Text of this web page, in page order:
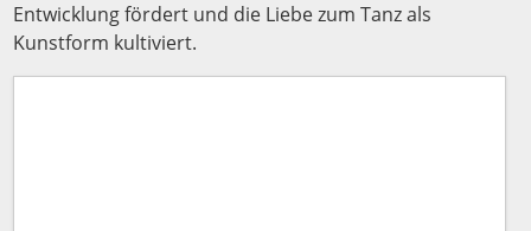
Entwicklung fördert und die Liebe zum Tanz als
Kunstform kultiviert.